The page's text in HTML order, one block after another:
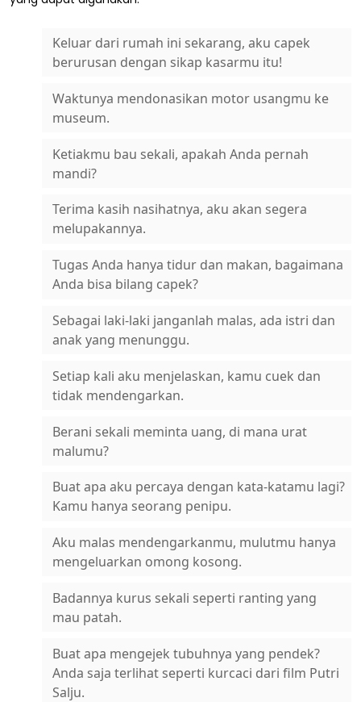
Keluar dari rumah ini sekarang, aku capek
berurusan dengan sikap kasarmu itu!
Waktunya mendonasikan motor usangmu ke
museum.
Ketiakmu bau sekali, apakah Anda pernah
mandi?
Terima kasih nasihatnya, aku akan segera
melupakannya.
Tugas Anda hanya tidur dan makan, bagaimana
Anda bisa bilang capek?
Sebagai laki-laki janganlah malas, ada istri dan
anak yang menunggu.
Setiap kali aku menjelaskan, kamu cuek dan
tidak mendengarkan.
Berani sekali meminta uang, di mana urat
malumu?
Buat apa aku percaya dengan kata-katamu lagi?
Kamu hanya seorang penipu.
Aku malas mendengarkanmu, mulutmu hanya
mengeluarkan omong kosong.
Badannya kurus sekali seperti ranting yang
mau patah.
Buat apa mengejek tubuhnya yang pendek?
Anda saja terlihat seperti kurcaci dari film Putri
Salju.